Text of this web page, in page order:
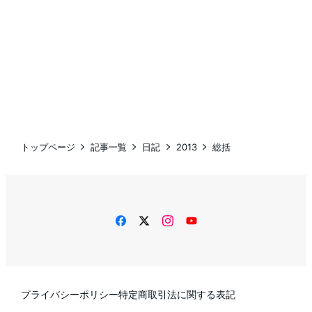
トップページ 記事一覧 日記 2013 総括
facebooktwitterinstagram
YouTube
プライバシーポリシー特定商取引法に関する表記